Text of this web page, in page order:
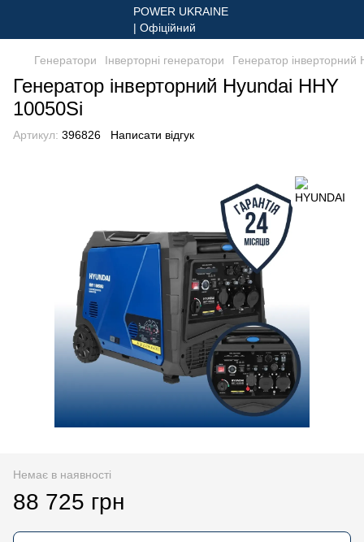
Генератори Інверторні генератори Генератор
Генератор інверторний Hyundai HHY
10050Si
Артикул: 396826 Написати відгук
Немає в наявності
88 725 грн